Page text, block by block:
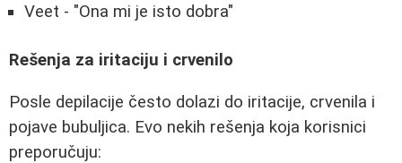
Veet - "Ona mi je isto dobra"
Rešenja za iritaciju i crvenilo
Posle depilacije često dolazi do iritacije, crvenila i
pojave bubuljica. Evo nekih rešenja koja korisnici
preporučuju: